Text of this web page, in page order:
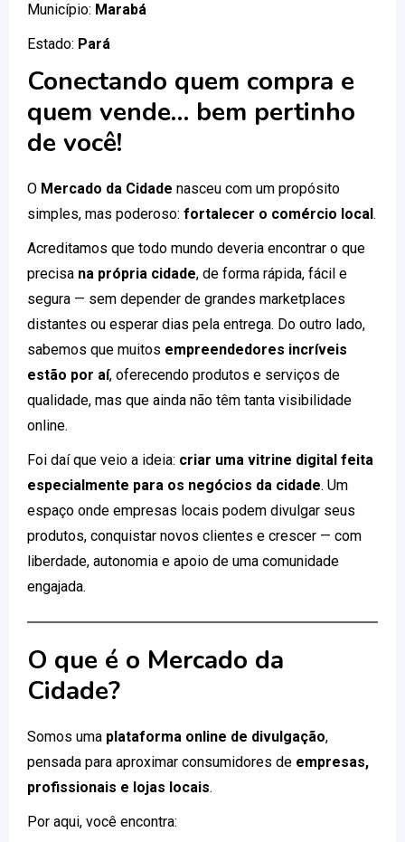
Município: Marabá
Estado: Pará
Conectando quem compra e
quem vende… bem pertinho
de você!
O Mercado da Cidade nasceu com um propósito
simples, mas poderoso: fortalecer o comércio local.
Acreditamos que todo mundo deveria encontrar o que
precisa na própria cidade, de forma rápida, fácil e
segura — sem depender de grandes marketplaces
distantes ou esperar dias pela entrega. Do outro lado,
sabemos que muitos empreendedores incríveis
estão por aí, oferecendo produtos e serviços de
qualidade, mas que ainda não têm tanta visibilidade
online.
Foi daí que veio a ideia: criar uma vitrine digital feita
especialmente para os negócios da cidade. Um
espaço onde empresas locais podem divulgar seus
produtos, conquistar novos clientes e crescer — com
liberdade, autonomia e apoio de uma comunidade
engajada.
O que é o Mercado da
Cidade?
Somos uma plataforma online de divulgação,
pensada para aproximar consumidores de empresas,
profissionais e lojas locais.
Por aqui, você encontra: